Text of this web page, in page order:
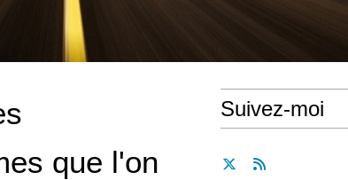
que l'on
Suivez-moi